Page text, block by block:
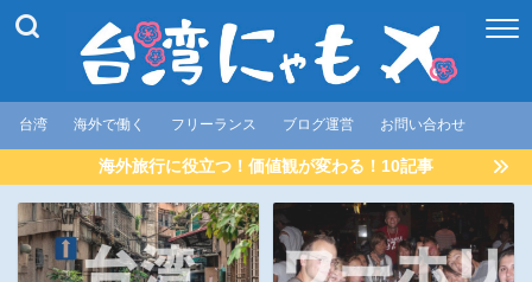
台湾 海外で働く フリーランス ブログ運営 お問い合わせ
海外旅行に役立つ！価値観が変わる！10記事